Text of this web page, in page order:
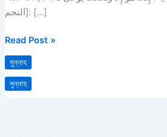
[النجم: […]
আদব
প্রসঙ্গে
Read Post »
সুন্নাহ
সুন্নাহ